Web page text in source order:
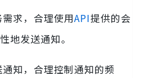
求，合理使用API提供的会
地发送通知。
知，合理控制通知的频